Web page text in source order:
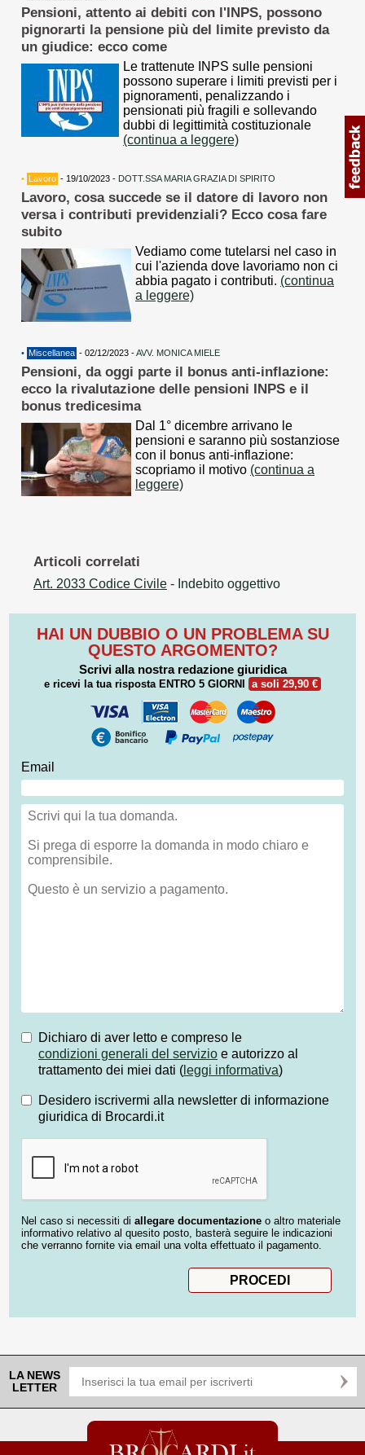
Pensioni, attento ai debiti con l'INPS, possono
pignorarti la pensione più del limite previsto da
un giudice: ecco come
Le trattenute INPS sulle pensioni
possono superare i limiti previsti per i
pignoramenti, penalizzando i
pensionati più fragili e sollevando
dubbi di legittimità costituzionale
(continua a leggere)
• Lavoro - 19/10/2023 - DOTT.SSA MARIA GRAZIA DI SPIRITO
Lavoro, cosa succede se il datore di lavoro non
versa i contributi previdenziali? Ecco cosa fare
subito
Vediamo come tutelarsi nel caso in
cui l'azienda dove lavoriamo non ci
abbia pagato i contributi. (continua
a leggere)
• Miscellanea - 02/12/2023 -AVV. MONICA MIELE
Pensioni, da oggi parte il bonus anti-inflazione:
ecco la rivalutazione delle pensioni INPS e il
bonus tredicesima
Dal 1° dicembre arrivano le
pensioni e saranno più sostanziose
con il bonus anti-inflazione:
scopriamo il motivo (continua a
leggere)
Articoli correlati
Art. 2033 Codice Civile - Indebito oggettivo
HAI UN DUBBIO O UN PROBLEMA SU
QUESTO ARGOMENTO?
Scrivi alla nostra redazione giuridica
e ricevi la tua risposta ENTRO 5 GIORNI a soli 29,90 €
Email
Dichiaro di aver letto e compreso le
condizioni generali del servizio e autorizzo al
trattamento dei miei dati ( leggi informativa)
Desidero iscrivermi alla newsletter di informazione
giuridica di Brocardi.it
Nel caso si necessiti di allegare documentazione o altro materiale
informativo relativo al quesito posto, basterà seguire le indicazioni
che verranno fornite via email una volta effettuato il pagamento.
LA NEWS
LETTER